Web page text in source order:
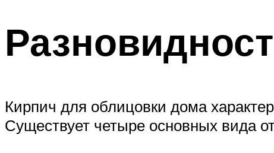
Кирпич для облицовки дома
Существует четыре основных вида